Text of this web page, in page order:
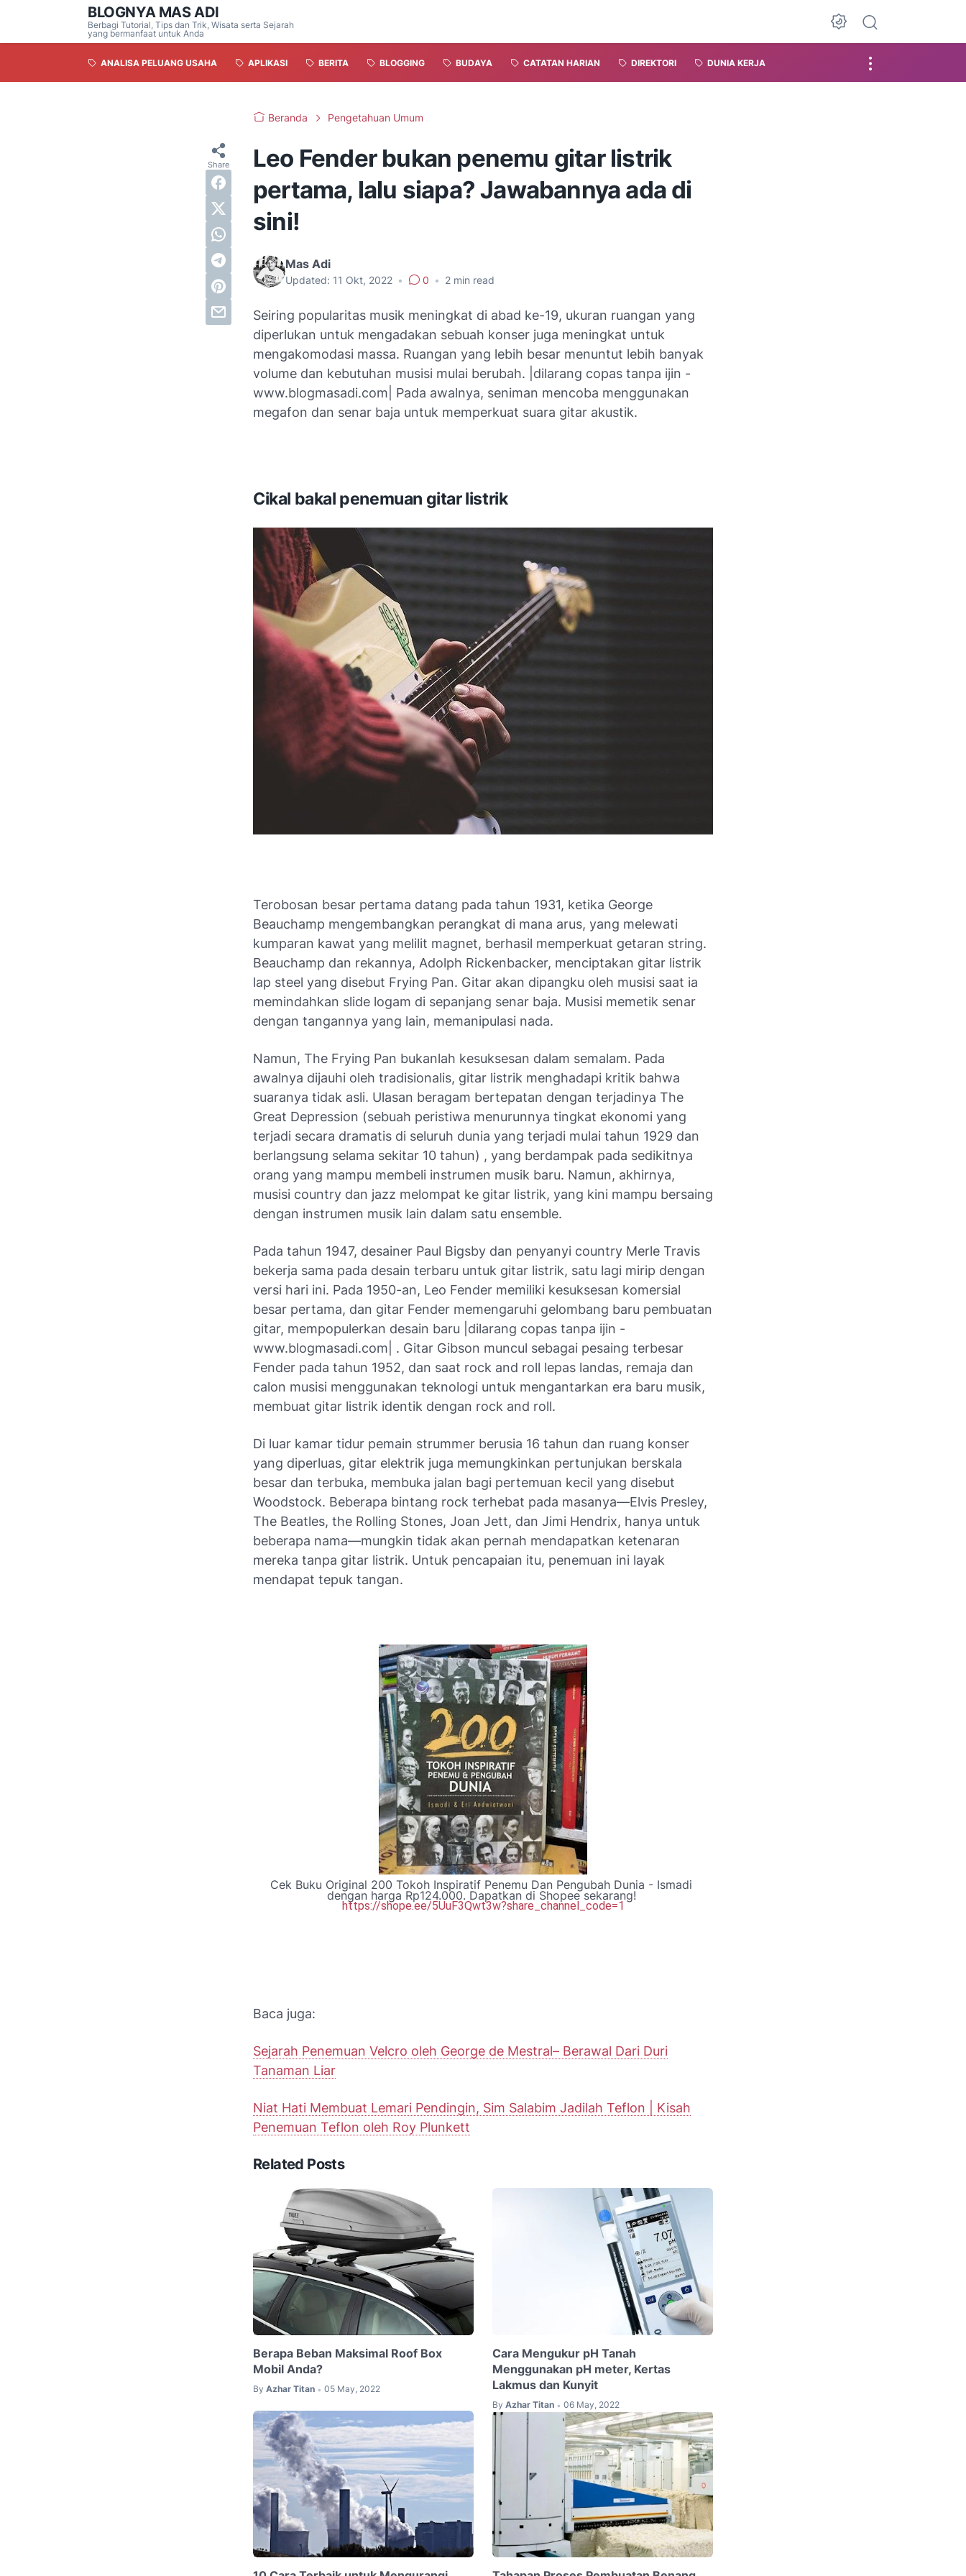
BLOGNYA MAS ADI
Berbagi Tutorial, Tips dan Trik, Wisata serta Sejarah
yang bermanfaat untuk Anda
ANALISA PELUANG USAHA APLIKASI BERITA BLOGGING BUDAYA CATATAN HARIAN DIREKTORI DUNIA KERJA
Beranda Pengetahuan Umum
Leo Fender bukan penemu gitar listrik
pertama, lalu siapa? Jawabannya ada di
sini!
Mas Adi
Updated: 11 Okt, 2022 • 0 • 2 min read
Seiring popularitas musik meningkat di abad ke-19, ukuran ruangan yang
diperlukan untuk mengadakan sebuah konser juga meningkat untuk
mengakomodasi massa. Ruangan yang lebih besar menuntut lebih banyak
volume dan kebutuhan musisi mulai berubah. |dilarang copas tanpa ijin -
www.blogmasadi.com| Pada awalnya, seniman mencoba menggunakan
megafon dan senar baja untuk memperkuat suara gitar akustik.
Cikal bakal penemuan gitar listrik
Terobosan besar pertama datang pada tahun 1931, ketika George
Beauchamp mengembangkan perangkat di mana arus, yang melewati
kumparan kawat yang melilit magnet, berhasil memperkuat getaran string.
Beauchamp dan rekannya, Adolph Rickenbacker, menciptakan gitar listrik
lap steel yang disebut Frying Pan. Gitar akan dipangku oleh musisi saat ia
memindahkan slide logam di sepanjang senar baja. Musisi memetik senar
dengan tangannya yang lain, memanipulasi nada.
Namun, The Frying Pan bukanlah kesuksesan dalam semalam. Pada
awalnya dijauhi oleh tradisionalis, gitar listrik menghadapi kritik bahwa
suaranya tidak asli. Ulasan beragam bertepatan dengan terjadinya The
Great Depression (sebuah peristiwa menurunnya tingkat ekonomi yang
terjadi secara dramatis di seluruh dunia yang terjadi mulai tahun 1929 dan
berlangsung selama sekitar 10 tahun) , yang berdampak pada sedikitnya
orang yang mampu membeli instrumen musik baru. Namun, akhirnya,
musisi country dan jazz melompat ke gitar listrik, yang kini mampu bersaing
dengan instrumen musik lain dalam satu ensemble.
Pada tahun 1947, desainer Paul Bigsby dan penyanyi country Merle Travis
bekerja sama pada desain terbaru untuk gitar listrik, satu lagi mirip dengan
versi hari ini. Pada 1950-an, Leo Fender memiliki kesuksesan komersial
besar pertama, dan gitar Fender memengaruhi gelombang baru pembuatan
gitar, mempopulerkan desain baru |dilarang copas tanpa ijin -
www.blogmasadi.com| . Gitar Gibson muncul sebagai pesaing terbesar
Fender pada tahun 1952, dan saat rock and roll lepas landas, remaja dan
calon musisi menggunakan teknologi untuk mengantarkan era baru musik,
membuat gitar listrik identik dengan rock and roll.
Di luar kamar tidur pemain strummer berusia 16 tahun dan ruang konser
yang diperluas, gitar elektrik juga memungkinkan pertunjukan berskala
besar dan terbuka, membuka jalan bagi pertemuan kecil yang disebut
Woodstock. Beberapa bintang rock terhebat pada masanya—Elvis Presley,
The Beatles, the Rolling Stones, Joan Jett, dan Jimi Hendrix, hanya untuk
beberapa nama—mungkin tidak akan pernah mendapatkan ketenaran
mereka tanpa gitar listrik. Untuk pencapaian itu, penemuan ini layak
mendapat tepuk tangan.
Cek Buku Original 200 Tokoh Inspiratif Penemu Dan Pengubah Dunia - Ismadi
dengan harga Rp124.000. Dapatkan di Shopee sekarang!
https://shope.ee/5UuF3Qwt3w?share_channel_code=1
Baca juga:
Sejarah Penemuan Velcro oleh George de Mestral– Berawal Dari Duri
Tanaman Liar
Niat Hati Membuat Lemari Pendingin, Sim Salabim Jadilah Teflon | Kisah
Penemuan Teflon oleh Roy Plunkett
Related Posts
Berapa Beban Maksimal Roof Box
Mobil Anda?
By Azhar Titan • 05 May, 2022
Cara Mengukur pH Tanah
Menggunakan pH meter, Kertas
Lakmus dan Kunyit
By Azhar Titan • 06 May, 2022